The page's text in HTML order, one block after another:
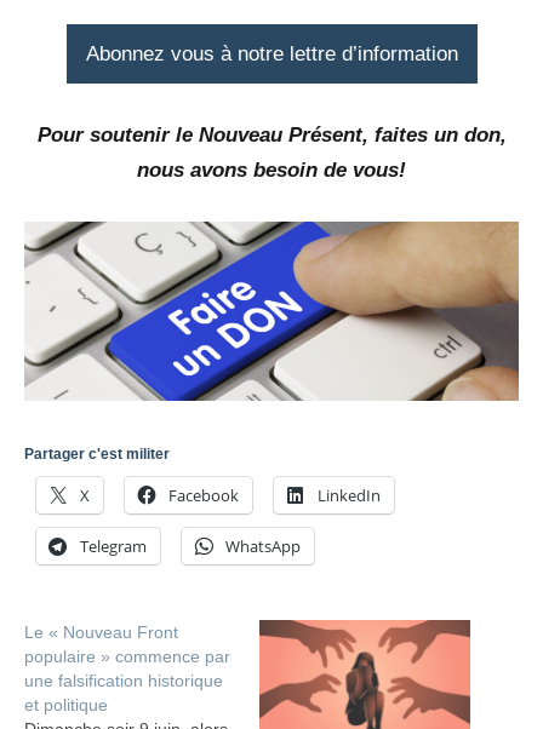
Abonnez vous à notre lettre d’information
Pour soutenir le Nouveau Présent, faites un don,
nous avons besoin de vous!
Partager c'est militer
X Facebook LinkedIn
Telegram WhatsApp
Le « Nouveau Front
populaire » commence par
une falsification historique
et politique